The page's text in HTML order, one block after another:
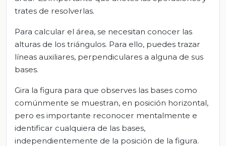
trates de resolverlas.
Para calcular el área, se necesitan conocer las
alturas de los triángulos. Para ello, puedes trazar
líneas auxiliares, perpendiculares a alguna de sus
bases.
Gira la figura para que observes las bases como
comúnmente se muestran, en posición horizontal,
pero es importante reconocer mentalmente e
identificar cualquiera de las bases,
independientemente de la posición de la figura.